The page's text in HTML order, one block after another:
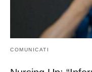
COMUNICATI